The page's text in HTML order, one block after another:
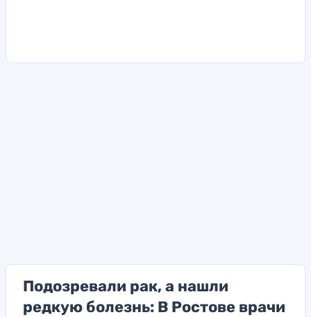
Подозревали рак, а нашли
редкую болезнь: В Ростове врачи